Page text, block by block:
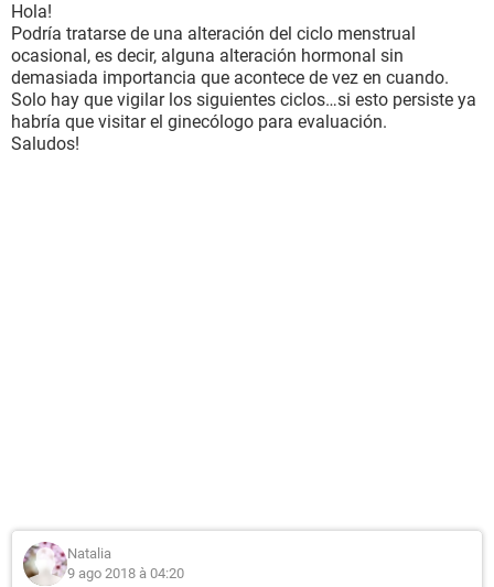
Hola!
Podría tratarse de una alteración del ciclo menstrual
ocasional, es decir, alguna alteración hormonal sin
demasiada importancia que acontece de vez en cuando.
Solo hay que vigilar los siguientes ciclos…si esto persiste ya
habría que visitar el ginecólogo para evaluación.
Saludos!
Natalia
9 ago 2018 à 04:20